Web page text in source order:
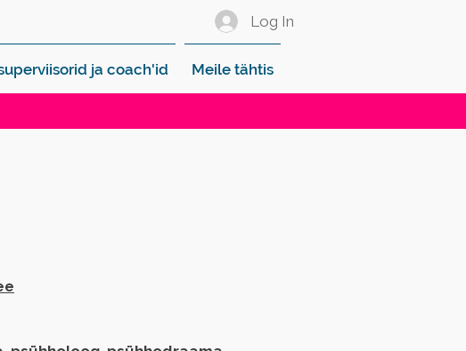
Log In
ja coach'id Meile tähtis